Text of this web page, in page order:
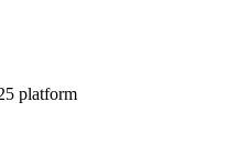
platform